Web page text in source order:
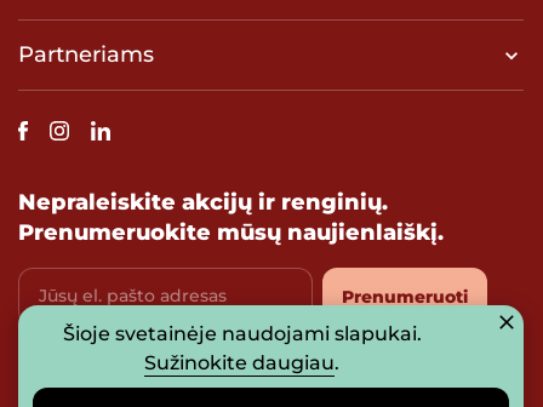
Partneriams
Nepraleiskite akcijų ir renginių.
Prenumeruokite mūsų naujienlaiškį.
Jūsų el. pašto adresas
privatumo politika
Prenumeruoti
Šioje svetainėje naudojami slapukai.
Sužinokite daugiau.